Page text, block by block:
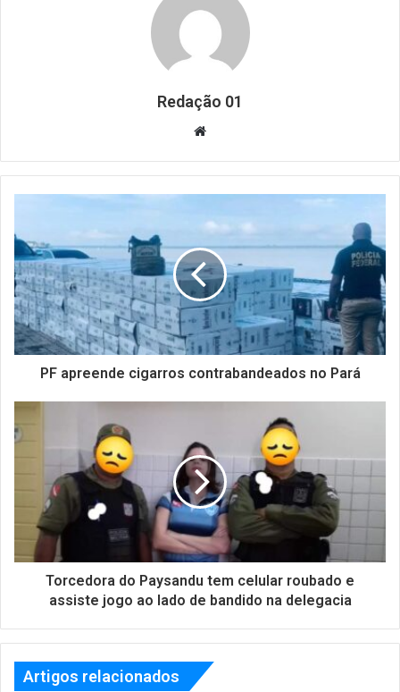
Redação 01
Website
PF apreende cigarros contrabandeados no Pará
Torcedora do Paysandu tem celular roubado e
assiste jogo ao lado de bandido na delegacia
Artigos relacionados